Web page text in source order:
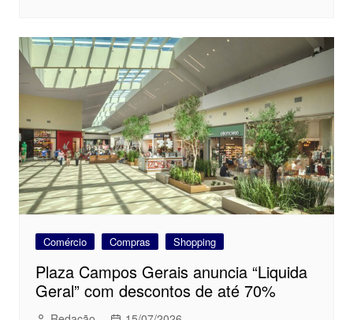
Comércio Compras Shopping
Plaza Campos Gerais anuncia “Liquida
Geral” com descontos de até 70%